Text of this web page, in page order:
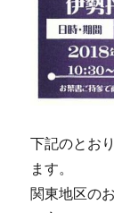
下記のとお
ます。
関東地区の